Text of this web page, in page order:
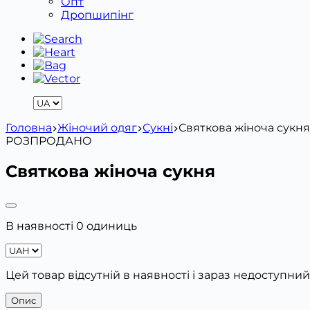
Дропшипінг
Головна Жіночий одяг Сукні Святкова жіноча сукня
РОЗПРОДАНО
Святкова жіноча сукня
В наявності 0 одиниць
Цей товар відсутній в наявності і зараз
Опис